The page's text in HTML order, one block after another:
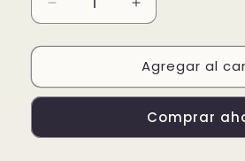
Reducir
cantidad
para
Sello
Corazón
en
Aumentar
cantidad
para
Anillo
Sello
Corazón
Radiante
en
Agregar al
Comprar